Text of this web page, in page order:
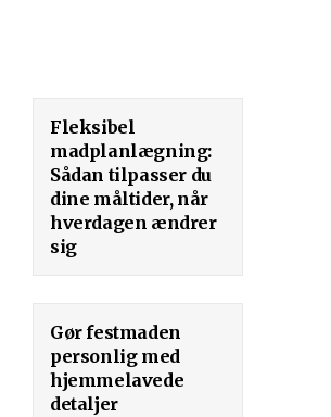
Fleksibel
madplanlægning:
Sådan tilpasser du
dine måltider, når
hverdagen ændrer
sig
Gør festmaden
personlig med
hjemmelavede
detaljer